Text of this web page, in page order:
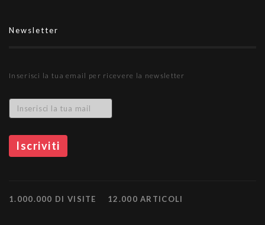
Newsletter
Inserisci la tua email per ricevere la newsletter
1.000.000 DI VISITE 12.000 ARTICOLI